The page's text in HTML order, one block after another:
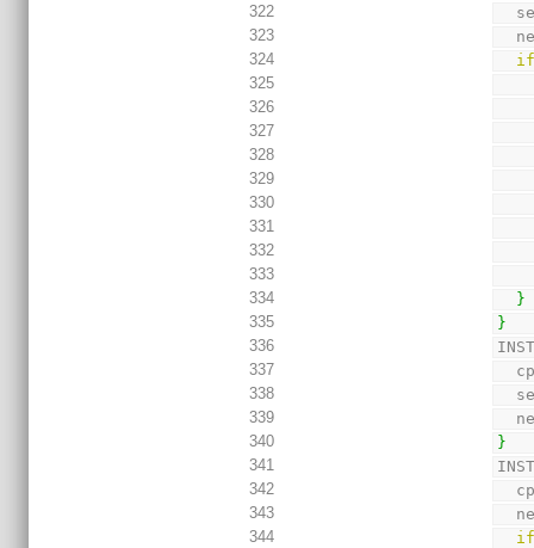
322
323
324
325
326
327
328
329
330
331
332
333
334
}
335
}
336
337
338
339
340
}
341
342
343
344